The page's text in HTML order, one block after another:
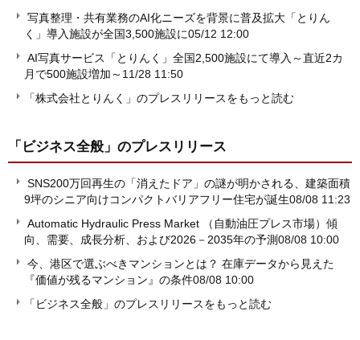
写真整理・共有業務のAI化ニーズを背景に普及拡大「とりん
く」導入施設が全国3,500施設に05/12 12:00
AI写真サービス「とりんく」全国2,500施設にて導入～直近2カ
月で500施設増加～ 11/28 11:50
「株式会社とりんく」のプレスリリースをもっと読む
「ビジネス全般」 のプレスリリース
SNS200万回再生の「消えたドア」の謎が明かされる、建築面積
9坪のシニア向けコンパクトバリアフリー住宅が誕生08/08 11:23
Automatic Hydraulic Press Market （自動油圧プレス市場）傾
向、需要、成長分析、および2026－2035年の予測08/08 10:00
今、港区で選ぶべきマンションとは？ 在庫データから見えた
『価値が残るマンション』の条件08/08 10:00
「ビジネス全般」のプレスリリースをもっと読む